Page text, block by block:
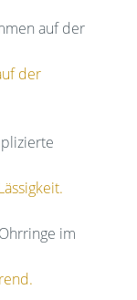
auf der
der
im